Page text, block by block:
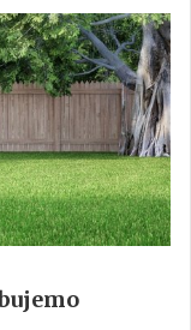
mora imeti
ne sme